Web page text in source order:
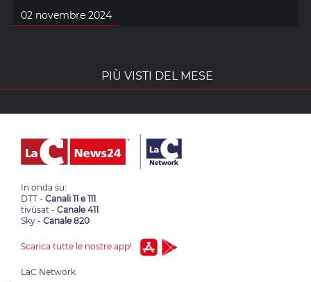
02 novembre 2024
PIÙ VISTI DEL MESE
In onda su:
DTT - Canali 11 e 111
tivùsat - Canale 411
Sky - Canale 820
Scarica tutte le nostre app!